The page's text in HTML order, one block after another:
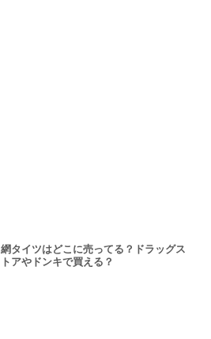
網タイツはどこに売ってる？ドラッグス
トアやドンキで買える？